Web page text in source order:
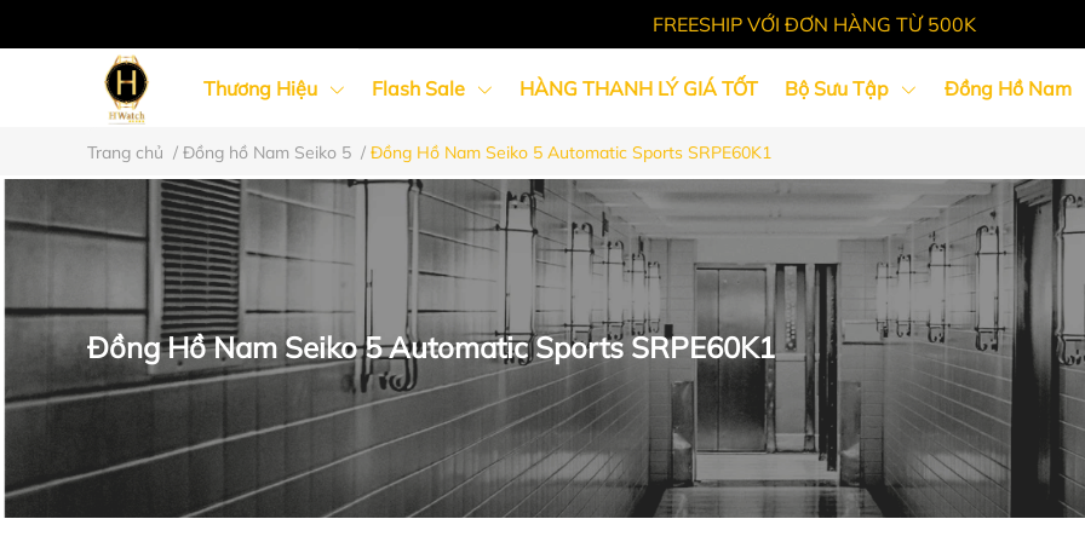
FREESHIP VỚI ĐƠN HÀNG TỪ 500K
Thương Hiệu Flash Sale HÀNG THANH LÝ GIÁ TỐT Bộ Sưu Tập Đồng Hồ Nam
Đồng Hồ Nữ Đồng Hồ Cặp Đôi
Trang chủ / Đồng hồ Nam Seiko 5 / Đồng Hồ Nam Seiko 5 Automatic Sports SRPE60K1
Đồng Hồ Nam Seiko 5 Automatic Sports SRPE60K1